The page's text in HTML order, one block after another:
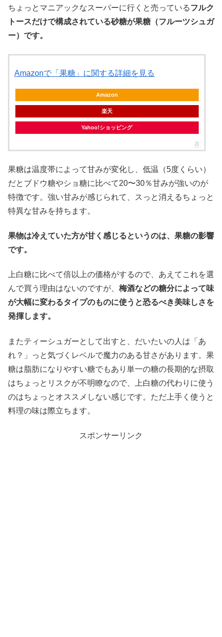
ちょっとマニアックなスーパーに行くと売っているフルク
トースだけで構成されている砂糖が果糖（フルーツシュガ
ー）です。
Amazonで「果糖」に関する詳細を見る
Amazon
楽天
Yahoo!ショッピング
果糖は温度帯によって甘みが変化し、低温（5度くらい）
だとブドウ糖やショ糖に比べて20〜30％甘みが強いのが
特徴です。強い甘みが感じられて、スっと消えるちょっと
特異な甘みを持ちます。
果物は冷えていた方が甘く感じるというのは、果糖の影響
です。
上白糖に比べて倍以上の価格がするので、あえてこれを選
んで買う理由はないのですが、 梅酒などの糖分によって味
が大幅に変わるタイプのものに使うと恐るべき美味しさを
発揮します。
またティーシュガーとして出すと、だいたいの人は「あ
れ？」っと気づくレベルで魔力のある甘さがあります。果
糖は脂肪になりやすい糖でもあり単一の糖の長期的な摂取
はちょっとリスクが不明瞭なので、上白糖の代わりに使う
のはちょっとオススメしない感じです。ただ上手く使うと
料理の味は際立ちます。
スポンサーリンク